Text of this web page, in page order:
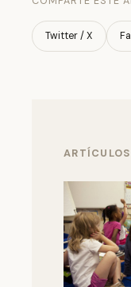
Twitter / X